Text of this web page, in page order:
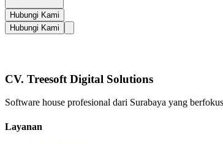
Hubungi Kami
Hubungi Kami
CV. Treesoft Digital Solutions
Software house profesional dari Surabaya yang
Layanan